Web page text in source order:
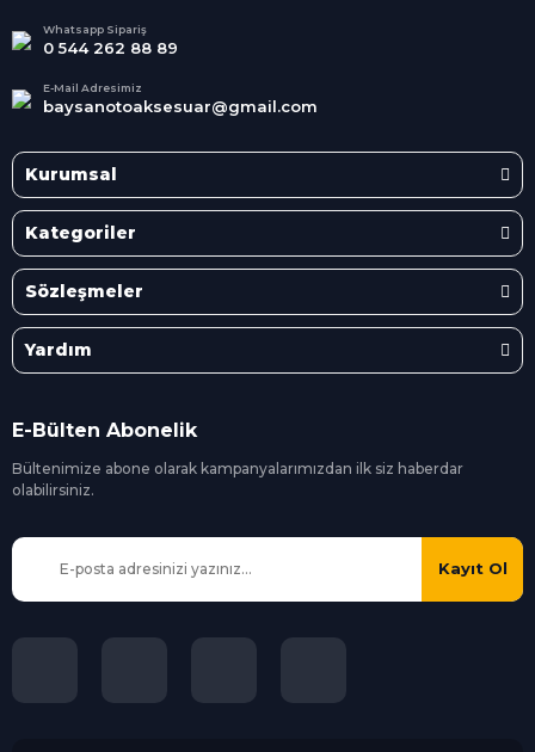
Whatsapp Sipariş
0 544 262 88 89
E-Mail Adresimiz
baysanotoaksesuar@gmail.com
Kurumsal
Kategoriler
Sözleşmeler
Yardım
E-Bülten Abonelik
Bültenimize abone olarak kampanyalarımızdan ilk siz haberdar
olabilirsiniz.
Kayıt Ol